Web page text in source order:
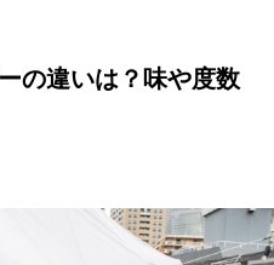
の違いは？味や度数